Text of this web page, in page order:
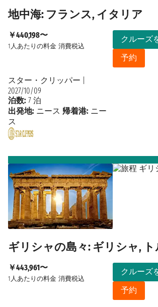
地中海: フランス, イタリア
￥440,198〜
1人あたりの料金 消費税込
クルーズ
予約
スター・クリッパー
2027/10/09
泊数: 7 泊
出発地: ニース 帰着港: ニー
ス
ギリシャの島々: ギリシャ, ト
￥443,961〜
1人あたりの料金 消費税込
クルーズ
予約